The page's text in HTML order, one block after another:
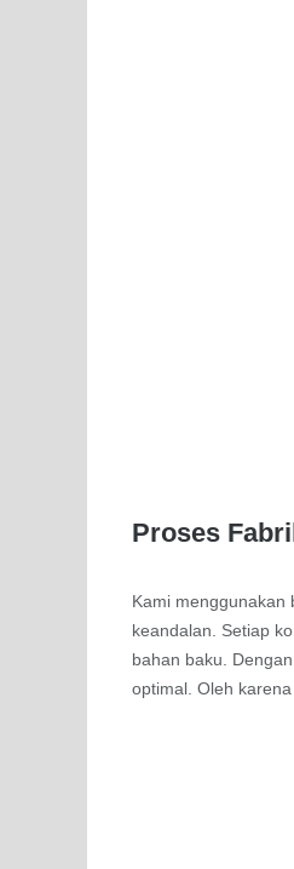
Proses
Kami menggunakan
keandalan. Setiap
bahan baku.
optimal. Oleh